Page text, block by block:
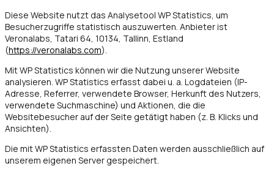
Diese Website nutzt das Analysetool WP Statistics, um
Besucherzugriffe statistisch auszuwerten. Anbieter ist
Veronalabs, Tatari 64, 10134, Tallinn, Estland
(https://veronalabs.com).
Mit WP Statistics können wir die Nutzung unserer Website
analysieren. WP Statistics erfasst dabei u. a. Logdateien (IP-
Adresse, Referrer, verwendete Browser, Herkunft des Nutzers,
verwendete Suchmaschine) und Aktionen, die die
Websitebesucher auf der Seite getätigt haben (z. B. Klicks und
Ansichten).
Die mit WP Statistics erfassten Daten werden ausschließlich auf
unserem eigenen Server gespeichert.